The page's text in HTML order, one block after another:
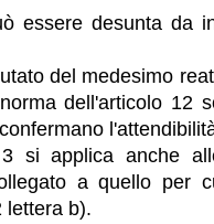
essere desunta da
del medesimo
dell'articolo 12
si applica anche
a quello per
lettera b).